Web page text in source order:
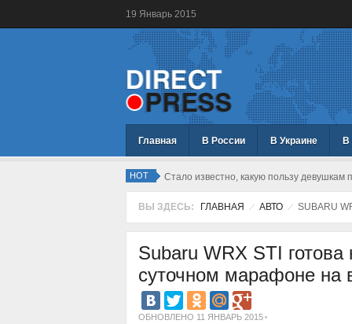
19 Январь 2015
Главная В России В Украине В
HOT Стало известно, какую пользу девушкам
ВЫ ЗДЕСЬ: ГЛАВНАЯ АВТО SUBARU
Subaru WRX STI готова
суточном марафоне на
ОБНОВЛЕНО 11 ЯНВАРЬ 2015